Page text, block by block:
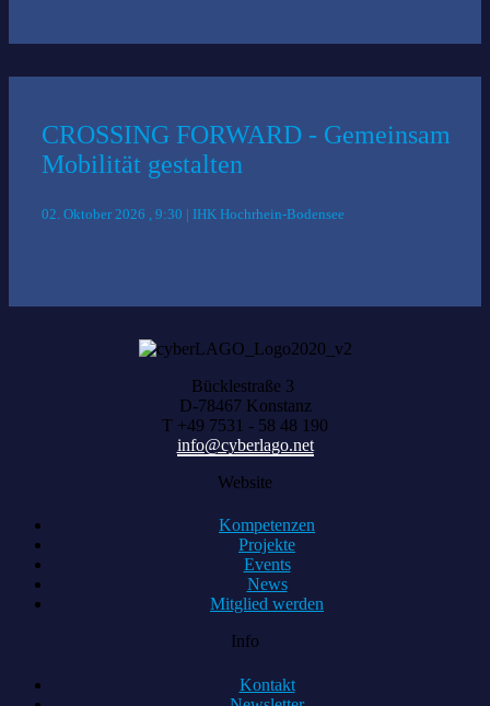
CROSSING FORWARD - Gemeinsam
Mobilität gestalten
02. Oktober 2026 , 9:30 | IHK Hochrhein-Bodensee
Bücklestraße 3
D-78467 Konstanz
T +49 7531 - 58 48 190
info@cyberlago.net
Website
Kompetenzen
Projekte
Events
News
Mitglied werden
Info
Kontakt